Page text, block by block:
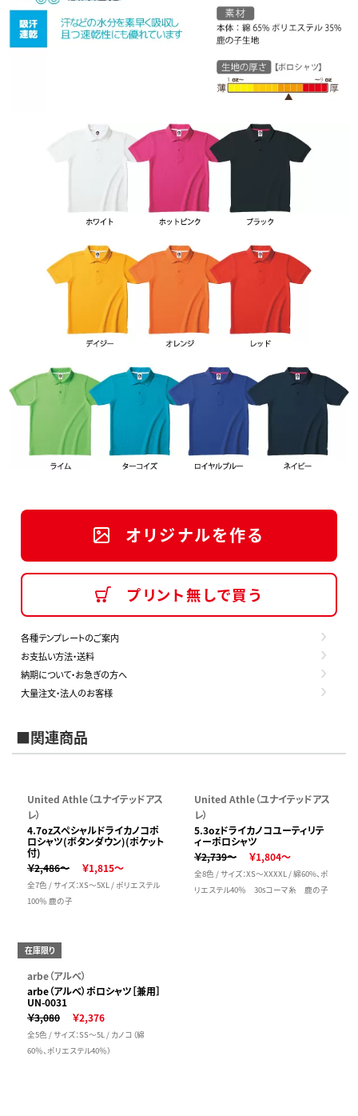
オリジナルを作る
プリント無しで買う
各種テンプレートのご案内
お支払い方法・送料
納期について・お急ぎの方へ
大量注文・法人のお客様
■関連商品
United Athle（ユナイテッドアス
レ）
4.7ozスペシャルドライカノコポ
ロシャツ(ボタンダウン)(ポケット
付)
￥2,486～
￥1,815～
全7色 / サイズ：XS～5XL / ポリエステル
100％ 鹿の子
United Athle（ユナイテッドアス
レ）
5.3ozドライカノコユーティリテ
ィーポロシャツ
￥2,739～
￥1,804～
全8色 / サイズ：XS～XXXXL / 綿60%、ポ
リエステル40％ 30sコーマ糸 鹿の子
在庫限り
arbe（アルベ）
arbe（アルベ）ポロシャツ［兼用］
UN-0031
￥3,080
￥2,376
全5色 / サイズ：SS～5L / カノコ（綿
60％、ポリエステル40％）